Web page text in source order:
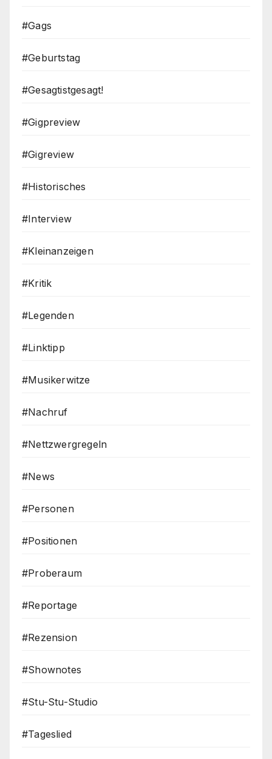
#Gags
#Geburtstag
#Gesagtistgesagt!
#Gigpreview
#Gigreview
#Historisches
#Interview
#Kleinanzeigen
#Kritik
#Legenden
#Linktipp
#Musikerwitze
#Nachruf
#Nettzwergregeln
#News
#Personen
#Positionen
#Proberaum
#Reportage
#Rezension
#Shownotes
#Stu-Stu-Studio
#Tageslied